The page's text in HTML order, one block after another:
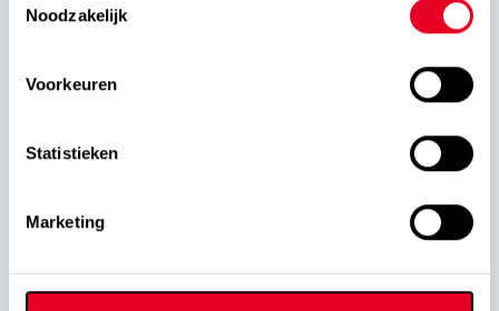
Noodzakelijk
Voorkeuren
Statistieken
Marketing